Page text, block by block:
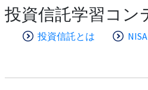
投資信託学習コン
投資信託とは